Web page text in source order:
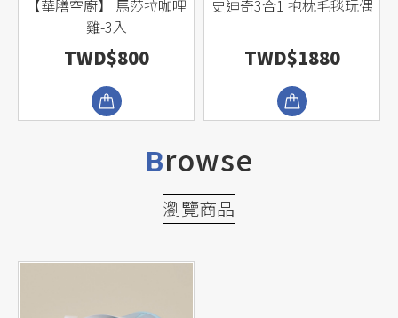
【華膳空廚】 馬莎拉咖哩
雞-3入
TWD$800
史迪奇3合1 抱枕毛毯玩偶
TWD$1880
Browse
瀏覽商品